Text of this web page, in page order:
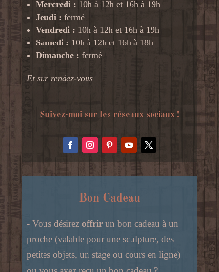
Mercredi : 10h à 12h et 16h à 19h
Jeudi : fermé
Vendredi : 10h à 12h et 16h à 19h
Samedi : 10h à 12h et 16h à 18h
Dimanche : fermé
Et sur rendez-vous
Suivez-moi sur les réseaux sociaux !
Bon Cadeau
- Vous désirez offrir un bon cadeau à un
proche (valable pour une sculpture, des
petites objets, un stage ou cours en ligne)